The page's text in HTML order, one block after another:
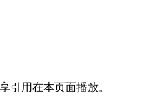
引用在本页面播放。